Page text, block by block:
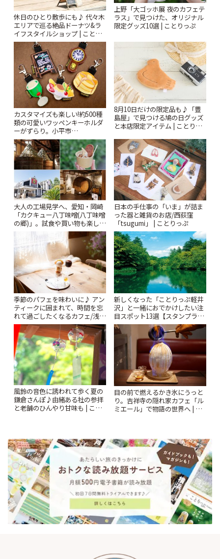
休日のひとり散歩にも♪ 代々木
エリアで巡る絶品ドーナツ&ラ
イフスタイルショップ | ことり
っぷ
上野「大ゴッホ展 夜のカフェテ
ラス」で見つけた、オリジナル
限定グッズ10選 | ことりっぷ
カスタマイズも楽しい!約500種
類の可愛いワッペンキーホルダ
ーがずらり。小平市
「Kimamaya T&K」 | ことりっ
ぷ
8月10日だけの限定品も♪「豊
島屋」で見つける鳩の日グッズ
と本店限定アイテム | ことりっ
大人の工場見学へ、愛知・岡崎
「カクキュー八丁味噌(八丁味噌
の郷)」。試食や買い物も楽しみ
♪ | ことりっぷ
日本の手仕事の「いま」が詰ま
った器と雑貨のお店/西荻窪
「tsugumi」 | ことりっぷ
季節のパフェを味わいに♪ アン
ティークに囲まれて、時間を忘
れて過ごしたくなるカフェ/浅草
「annorum cafe」 | ことりっぷ
新しくなった「ことりっぷ軽井
沢」と一緒におでかけしたい注
目スポット13選【スタンプラリ
ー開催中】 | ことりっぷ
風鈴の音色に誘われて歩く夏の
鎌倉さんぽ♪由緒ある社の参拝
と老舗のひんやり甘味も | こと
目の前で燃えるかき氷にうっと
り。吉祥寺の隠れ家カフェ「ル
ミエール」で物語の世界へ | こ